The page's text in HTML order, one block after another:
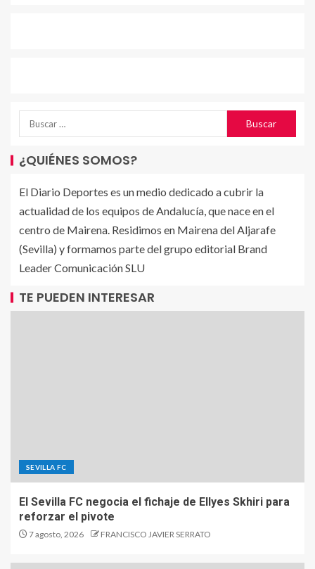
¿QUIÉNES SOMOS?
El Diario Deportes es un medio dedicado a cubrir la
actualidad de los equipos de Andalucía, que nace en el
centro de Mairena. Residimos en Mairena del Aljarafe
(Sevilla) y formamos parte del grupo editorial Brand
Leader Comunicación SLU
TE PUEDEN INTERESAR
SEVILLA FC
El Sevilla FC negocia el fichaje de Ellyes Skhiri para
reforzar el pivote
7 agosto, 2026 FRANCISCO JAVIER SERRATO